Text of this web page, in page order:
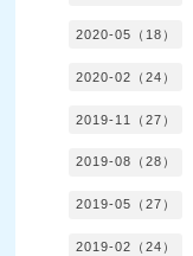
2020-05（18）
2020-02（24）
2019-11（27）
2019-08（28）
2019-05（27）
2019-02（24）